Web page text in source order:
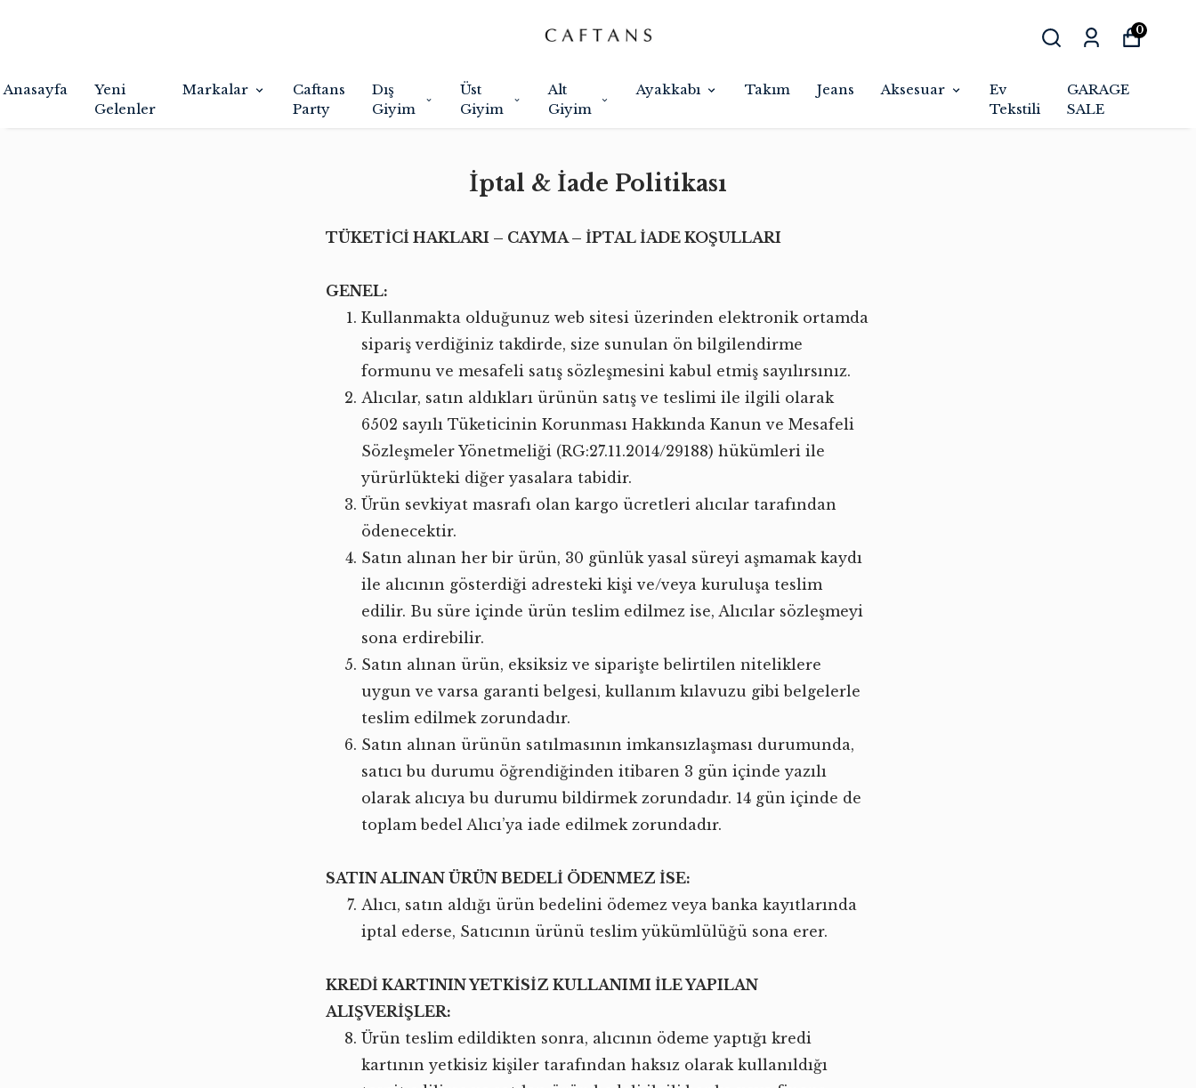
Anasayfa
Yeni
Gelenler
Markalar
Caftans
Party
Dış
Giyim
Üst
Giyim
Alt
Giyim
Ayakkabı Takım Jeans Aksesuar
Ev
Tekstili
GARAGE
SALE
0
İptal & İade Politikası
TÜKETİCİ HAKLARI – CAYMA – İPTAL İADE KOŞULLARI
GENEL:
Kullanmakta olduğunuz web sitesi üzerinden elektronik ortamda
sipariş verdiğiniz takdirde, size sunulan ön bilgilendirme
formunu ve mesafeli satış sözleşmesini kabul etmiş sayılırsınız.
Alıcılar, satın aldıkları ürünün satış ve teslimi ile ilgili olarak
6502 sayılı Tüketicinin Korunması Hakkında Kanun ve Mesafeli
Sözleşmeler Yönetmeliği (RG:27.11.2014/29188) hükümleri ile
yürürlükteki diğer yasalara tabidir.
Ürün sevkiyat masrafı olan kargo ücretleri alıcılar tarafından
ödenecektir.
Satın alınan her bir ürün, 30 günlük yasal süreyi aşmamak kaydı
ile alıcının gösterdiği adresteki kişi ve/veya kuruluşa teslim
edilir. Bu süre içinde ürün teslim edilmez ise, Alıcılar sözleşmeyi
sona erdirebilir.
Satın alınan ürün, eksiksiz ve siparişte belirtilen niteliklere
uygun ve varsa garanti belgesi, kullanım kılavuzu gibi belgelerle
teslim edilmek zorundadır.
Satın alınan ürünün satılmasının imkansızlaşması durumunda,
satıcı bu durumu öğrendiğinden itibaren 3 gün içinde yazılı
olarak alıcıya bu durumu bildirmek zorundadır. 14 gün içinde de
toplam bedel Alıcı’ya iade edilmek zorundadır.
SATIN ALINAN ÜRÜN BEDELİ ÖDENMEZ İSE:
Alıcı, satın aldığı ürün bedelini ödemez veya banka kayıtlarında
iptal ederse, Satıcının ürünü teslim yükümlülüğü sona erer.
KREDİ KARTININ YETKİSİZ KULLANIMI İLE YAPILAN
ALIŞVERİŞLER:
Ürün teslim edildikten sonra, alıcının ödeme yaptığı kredi
kartının yetkisiz kişiler tarafından haksız olarak kullanıldığı